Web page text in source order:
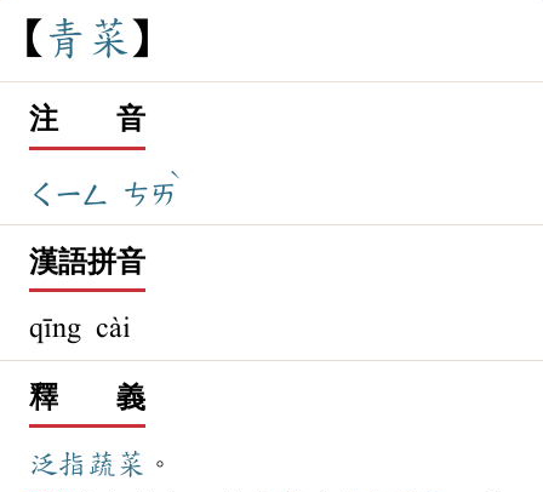
青 菜
注 音
ㄑㄧㄥ ㄘㄞ
ˋ
漢語拼音
qīng cài
釋 義
泛指 蔬菜 。